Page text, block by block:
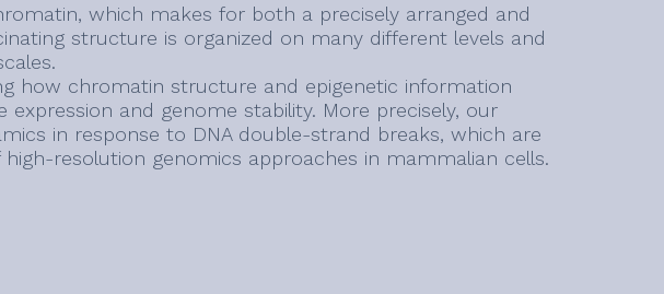
which makes for both a precisely arranged and
structure is organized on many different levels and
how chromatin structure and epigenetic information
and genome stability. More precisely, our
in response to DNA double-strand breaks, which are
resolution genomics approaches in mammalian cells.